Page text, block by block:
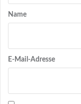
Name
E-Mail-Adresse